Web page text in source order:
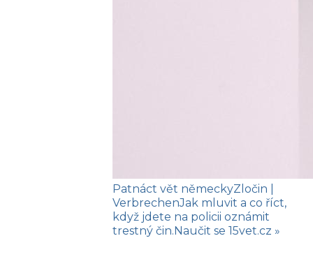
Patnáct vět německyZločin
VerbrechenJak mluvit a co říct,
když jdete na policii oznámit
trestný čin.Naučit se 15vet.cz »